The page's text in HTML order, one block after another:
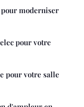
moderniser
pour votre
pour votre salle